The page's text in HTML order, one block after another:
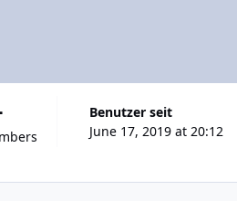
Benutzer seit
June 17, 2019 at 20:12